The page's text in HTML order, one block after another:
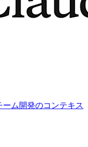
ム開発のコンテキス